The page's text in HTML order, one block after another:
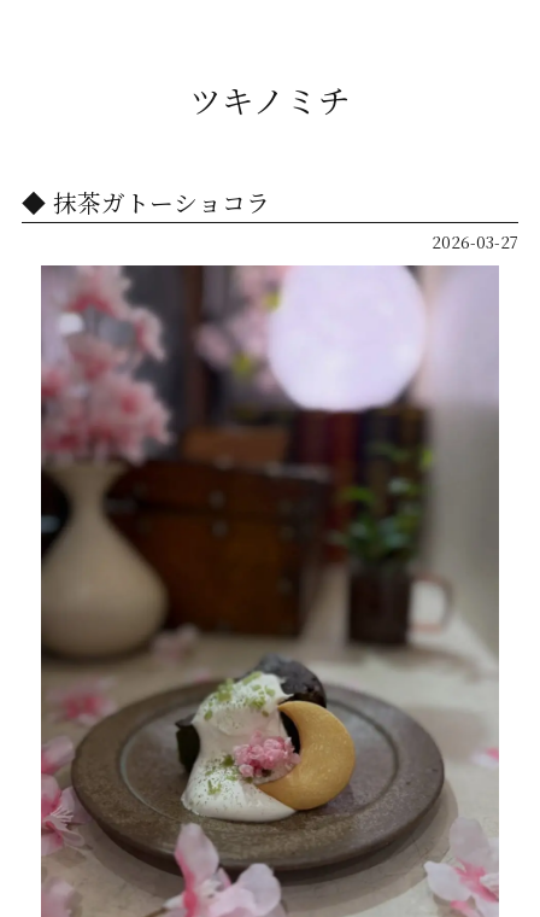
ツキノミチ
抹茶ガトーショコラ
2026-03-27